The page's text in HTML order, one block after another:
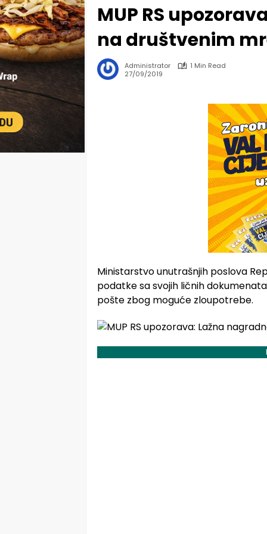
MUP RS
na društvenim
Administrator
1 Min Read
27/09/2019
Ministarstvo unutrašnjih poslova
podatke sa svojih ličnih
pošte zbog moguće zloupotrebe.